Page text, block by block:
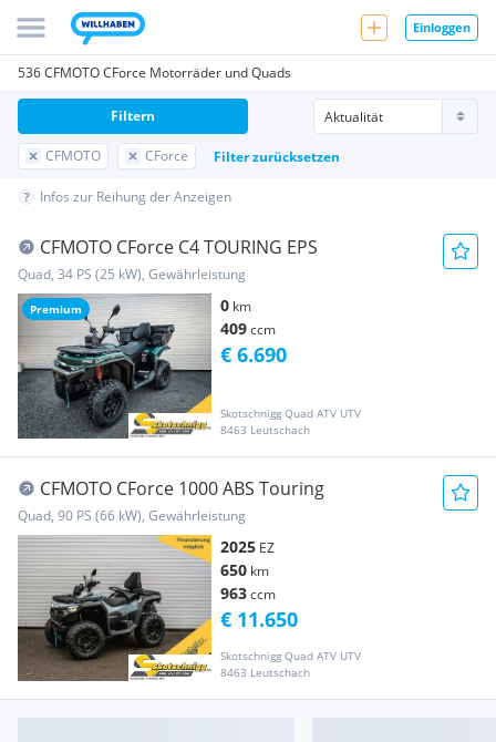
Einloggen
536 CFMOTO CForce Motorräder und Quads
CFMOTO CForce Filter zurücksetzen
Filtern
Infos zur Reihung der Anzeigen
Premium
CFMOTO CForce C4 TOURING EPS
Quad, 34 PS (25 kW), Gewährleistung
0 km
409ccm
Skotschnigg Quad ATV UTV
8463 Leutschach
€ 6.690
CFMOTO CForce 1000 ABS Touring
Quad, 90 PS (66 kW), Gewährleistung
2025 EZ
650 km
963ccm
Skotschnigg Quad ATV UTV
8463 Leutschach
€ 11.650